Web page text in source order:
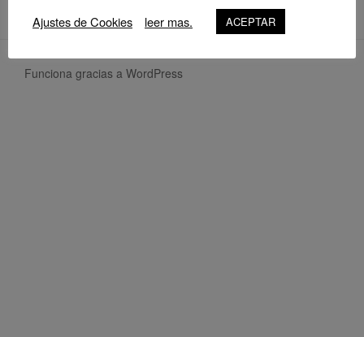
Funciona gracias a WordPress
Ajustes de Cookies
leer mas. ACEPTAR